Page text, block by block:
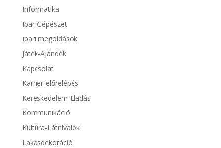
Informatika
Ipar-Gépészet
Ipari megoldások
Játék-Ajándék
Kapcsolat
Karrier-előrelépés
Kereskedelem-Eladás
Kommunikáció
Kultúra-Látnivalók
Lakásdekoráció